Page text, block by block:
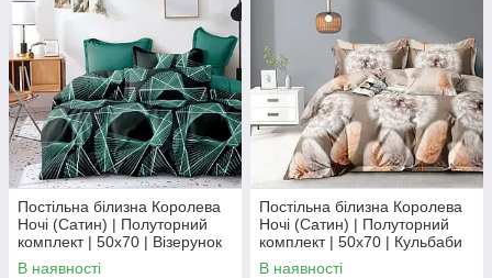
Постільна білизна Королева
Ночі (Сатин) | Полуторний
комплект | 50х70 | Візерунок
на темному та бірюзовому
В наявності
Постільна білизна Королева
Ночі (Сатин) | Полуторний
комплект | 50х70 | Кульбаби
на бежевому
В наявності